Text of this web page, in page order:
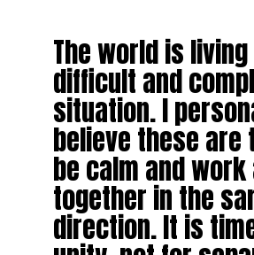
The world is living
difficult and
situation. I
believe these are
be calm and
together in the
direction. It is